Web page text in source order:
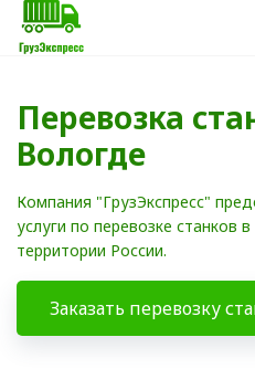
Перевозка
Вологде
Компания "ГрузЭкспресс"
услуги по перевозке станков
территории России.
Заказать перевозку